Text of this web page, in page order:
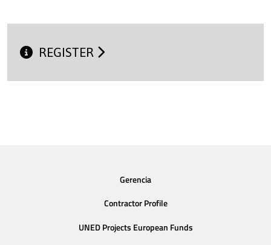
REGISTER
Gerencia
Contractor Profile
UNED Projects European Funds